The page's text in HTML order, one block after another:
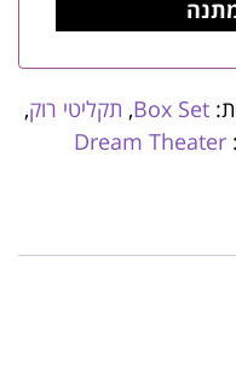
Box Set
, תקליטי רוק,
Dream Theater